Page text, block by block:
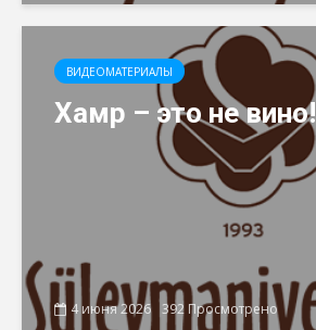
ВИДЕОМАТЕРИАЛЫ
Хамр – это не вино!
4 июня 2026 392 Просмотрено